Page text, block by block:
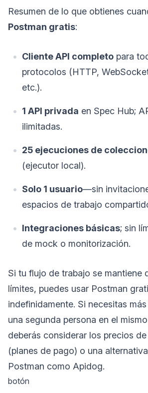
Resumen de lo que obtienes
Postman gratis:
Cliente API completo para
protocolos (HTTP,
etc.).
1 API privada en Spec Hub;
ilimitadas.
25 ejecuciones de
(ejecutor local).
Solo 1 usuario—sin
espacios de trabajo
Integraciones básicas; sin
de mock o monitorización.
Si tu flujo de trabajo se mantiene
límites, puedes usar Postman
indefinidamente. Si necesitas
una segunda persona en el
deberás considerar los precios
(planes de pago) o una
Postman como Apidog.
botón